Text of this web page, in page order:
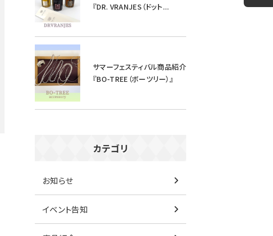
『DR. VRANJES（ドット...
サマーフェスティバル商品紹介
『BO-TREE（ボーツリー）』
カテゴリ
お知らせ
イベント告知